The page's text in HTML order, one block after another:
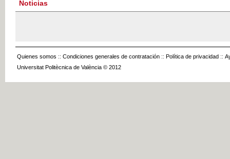
Noticias
Quienes somos :: Condiciones generales de contratación :: Política de privacidad ::
Universitat Politècnica de València © 2012